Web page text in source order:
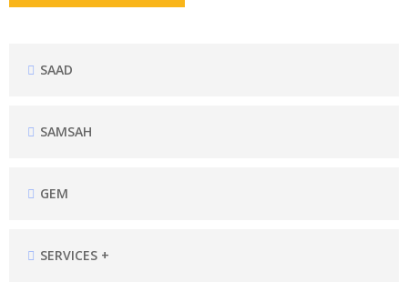
SAAD
SAMSAH
GEM
SERVICES +